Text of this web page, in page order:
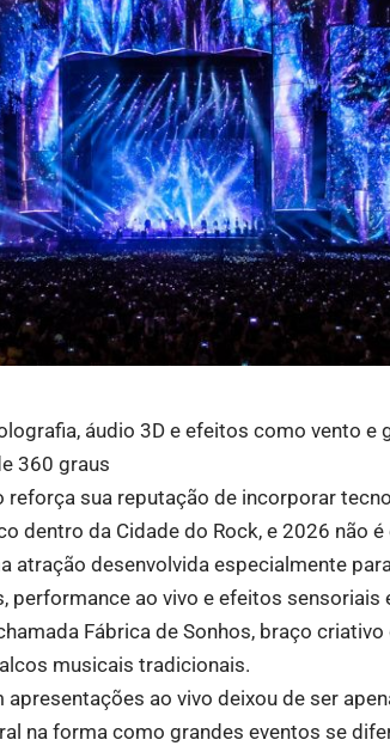
áudio 3D e efeitos como vento e
360 graus
reforça sua reputação de incorporar
dentro da Cidade do Rock, e 2026 não é
atração desenvolvida especialmente
performance ao vivo e efeitos sensoriais
Fábrica de Sonhos, braço
musicais tradicionais.
ao vivo deixou de ser
na forma como grandes eventos se